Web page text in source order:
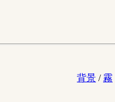
背景 /霧